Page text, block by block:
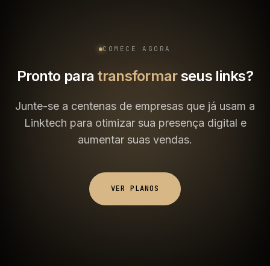
COMECE AGORA
Pronto para transformarseus links?
Junte-se a centenas de empresas que já usam a
Linktech para otimizar sua presença digital e
aumentar suas vendas.
VER PLANOS